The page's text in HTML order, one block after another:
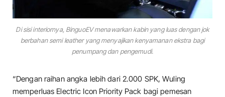
Di sisi interiornya, BinguoEV menawarkan kabin yang luas dengan jok
berbahan semi leather yang menyajikan kenyamanan ekstra bagi
penumpang dan pengemudi.
“Dengan raihan angka lebih dari 2.000 SPK, Wuling
memperluas Electric Icon Priority Pack bagi pemesan